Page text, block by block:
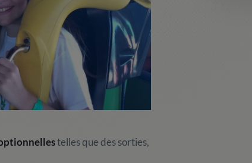
telles que des sorties,